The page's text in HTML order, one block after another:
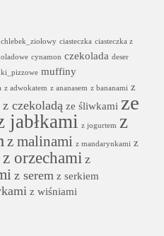
chlebek_ziołowy ciasteczka ciasteczka z
cynamon czekolada deser
muffiny
z adwokatem z ananasem z bananami z
z czekoladą ze śliwkami ze
jabłkami z jogurtem z
z malinami z mandarynkami z
z orzechami z
z serem z serkiem
z wiśniami